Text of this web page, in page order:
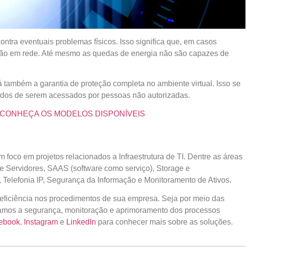
eventuais problemas físicos. Isso significa que, em casos
em rede. Até mesmo as quedas de energia não são capazes de
a garantia de proteção completa no ambiente virtual. Isso se
de serem acessados por pessoas não autorizadas.
OS MODELOS DISPONÍVEIS
em projetos relacionados a Infraestrutura de TI. Dentre as áreas
SAAS (software como serviço), Storage e
IP, Segurança da Informação e Monitoramento de Ativos.
nos procedimentos de sua empresa. Seja por meio das
a segurança, monitoração e aprimoramento dos processos
, Instagram e LinkedIn para conhecer mais sobre as soluções.